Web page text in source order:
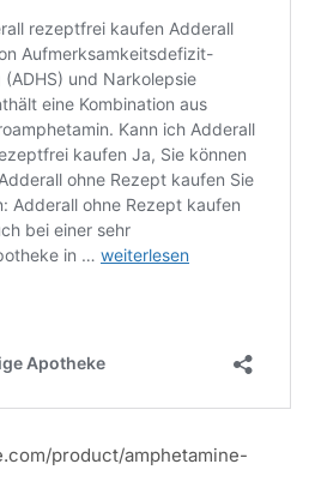
product/amphetamine-